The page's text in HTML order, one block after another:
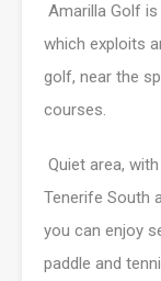
Amarilla Golf
which exploits
golf, near the
courses.
Quiet area,
Tenerife South
you can enjoy
paddle and